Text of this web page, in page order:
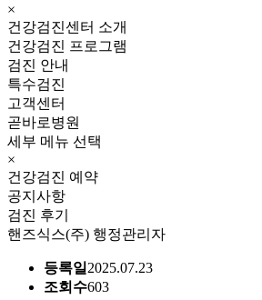
×
건강검진센터 소개
건강검진 프로그램
검진 안내
특수검진
고객센터
곧바로병원
세부 메뉴 선택
×
건강검진 예약
공지사항
검진 후기
핸즈식스(주) 행정관리자
등록일 2025.07.23
조회수603